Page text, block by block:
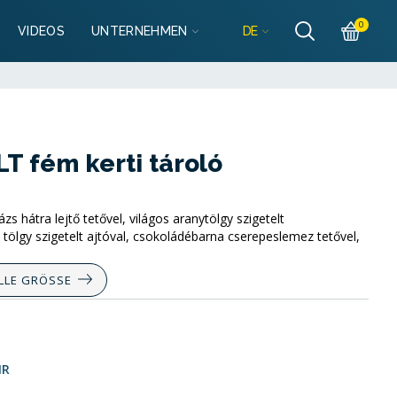
VIDEOS UNTERNEHMEN DE 0
fém kerti tároló
hátra lejtő tetővel, világos aranytölgy szigetelt
szigetelt ajtóval, csokoládébarna cserepeslemez tetővel,
GRÖSSE